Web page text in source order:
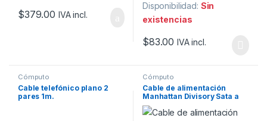
$379.00 IVA incl.
Disponibilidad: Sin
existencias
$83.00 IVA incl.
Cómputo
Cable telefónico plano 2
pares 1m.
Cómputo
Cable de alimentación
Manhattan Divisory Sata a
0.16m x2 Molex 4 pines.